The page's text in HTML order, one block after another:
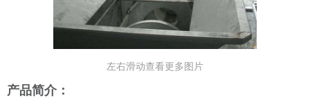
左右滑动查看更多图片
产品简介：